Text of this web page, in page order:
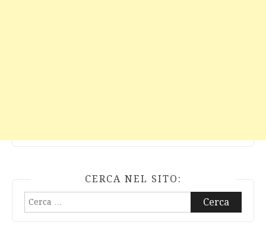
CERCA NEL SITO:
Ricerca
per: